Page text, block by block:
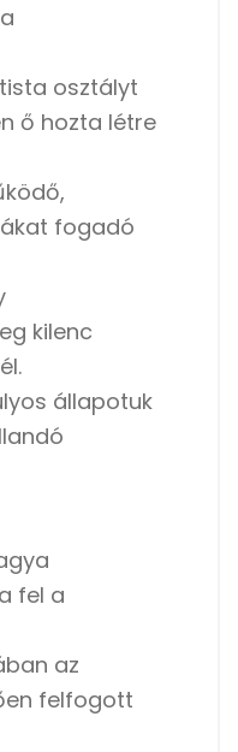
osztályt
ő hozta létre
fogadó
kilenc
állapotuk
fel a
az
felfogott